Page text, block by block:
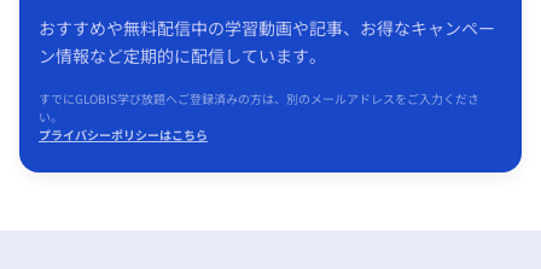
おすすめや無料配信中の学習動画や記事、お得なキャンペー
ン情報など定期的に配信しています。
すでにGLOBIS学び放題へご登録済みの方は、別のメールアドレスをご入力くださ
い。
プライバシーポリシーはこちら